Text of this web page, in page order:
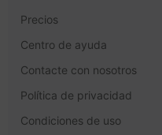
Precios
Centro de ayuda
Contacte con nosotros
Política de privacidad
Condiciones de uso